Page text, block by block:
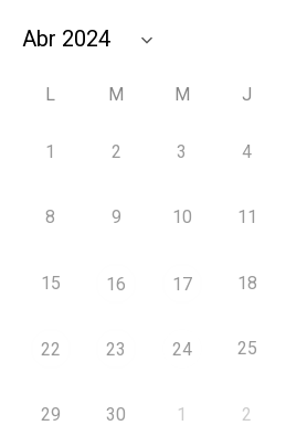
L M M J
1 2 3 4
8 9 10 11
15 16 17 18
22 23 24 25
29 30 1 2